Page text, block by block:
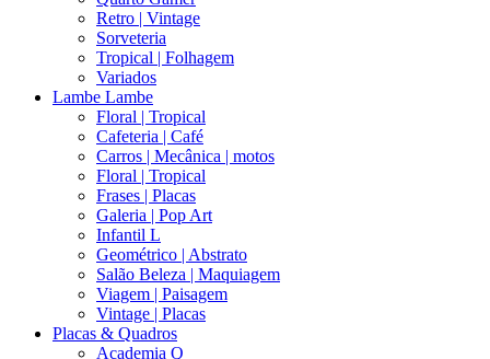
Retro | Vintage
Sorveteria
Tropical | Folhagem
Variados
Lambe Lambe
Floral | Tropical
Cafeteria | Café
Carros | Mecânica | motos
Floral | Tropical
Frases | Placas
Galeria | Pop Art
Infantil L
Geométrico | Abstrato
Salão Beleza | Maquiagem
Viagem | Paisagem
Vintage | Placas
Placas & Quadros
Academia Q